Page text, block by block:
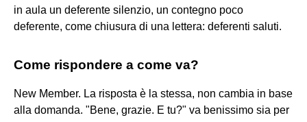
in aula un deferente silenzio, un contegno poco
deferente, come chiusura di una lettera: deferenti saluti.
Come rispondere a come va?
New Member. La risposta è la stessa, non cambia in base
alla domanda. "Bene, grazie. E tu?" va benissimo sia per